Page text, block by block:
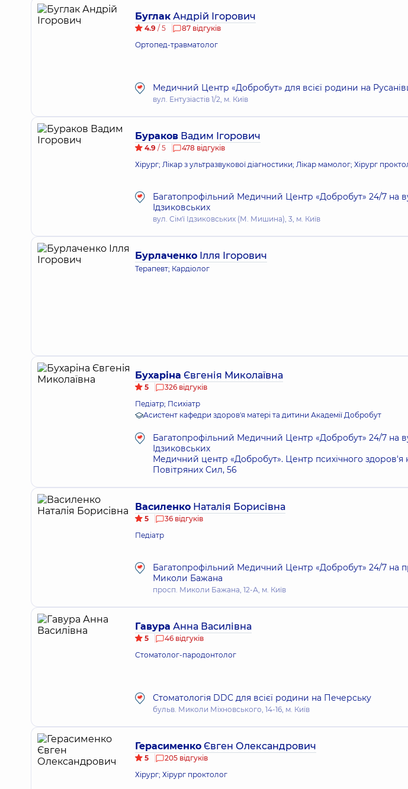
Буглак Андрій Ігорович
4.9 / 5
87 відгуків
Ортопед-травматолог
Медичний Центр «Добробут» для всієї родини на
вул. Ентузіастів 1/2, м. Київ
Бураков Вадим Ігорович
4.9 / 5
478 відгуків
Хірург; Лікар з ультразвукової діагностики; Лікар мамолог; Хірург
Багатопрофільний Медичний Центр «Добробут» 24/7 на
Ідзиковських
вул. Сім'ї Ідзиковських (М. Мишина), 3, м. Київ
Бурлаченко Ілля Ігорович
Терапевт; Кардіолог
Бухаріна Євгенія Миколаївна
5
326 відгуків
Педіатр; Психіатр
Асистент кафедри здоров'я матері та дитини Академії Добробут
Багатопрофільний Медичний Центр «Добробут» 24/7 на
Ідзиковських
Медичний центр «Добробут». Центр психічного здоров'я
Повітряних Сил, 56
Василенко Наталія Борисівна
5
36 відгуків
Педіатр
Багатопрофільний Медичний Центр «Добробут» 24/7 на
Миколи Бажана
просп. Миколи Бажана, 12-А, м. Київ
Гавура Анна Василівна
5
46 відгуків
Стоматолог-пародонтолог
Стоматологія DDC для всієї родини на Печерську
бульв. Миколи Міхновського, 14-16, м. Київ
Герасименко Євген Олександрович
5
205 відгуків
Хірург; Хірург проктолог